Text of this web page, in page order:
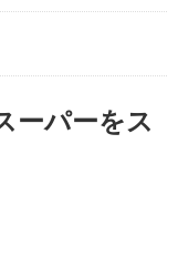
ーパーをス